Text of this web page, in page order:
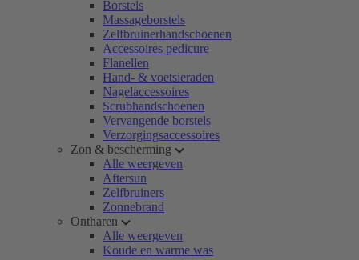
Borstels
Massageborstels
Zelfbruinerhandschoenen
Accessoires pedicure
Flanellen
Hand- & voetsieraden
Nagelaccessoires
Scrubhandschoenen
Vervangende borstels
Verzorgingsaccessoires
Zon & bescherming
Alle weergeven
Aftersun
Zelfbruiners
Zonnebrand
Ontharen
Alle weergeven
Koude en warme was